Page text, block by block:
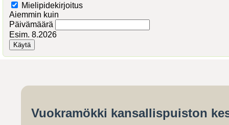
Mielipidekirjoitus
Aiemmin kuin
Päivämäärä
Esim. 8.2026
Vuokramökki kansallispuiston